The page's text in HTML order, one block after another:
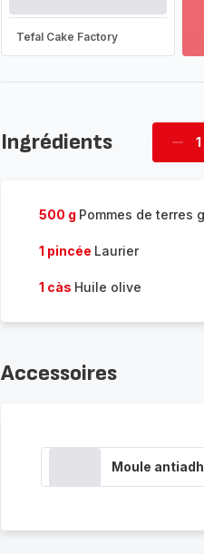
Tefal Cake Factory
la
Ingrédients
500 g Pommes de terres
1 pincée Laurier
1 càs Huile olive
Accessoires
Moule